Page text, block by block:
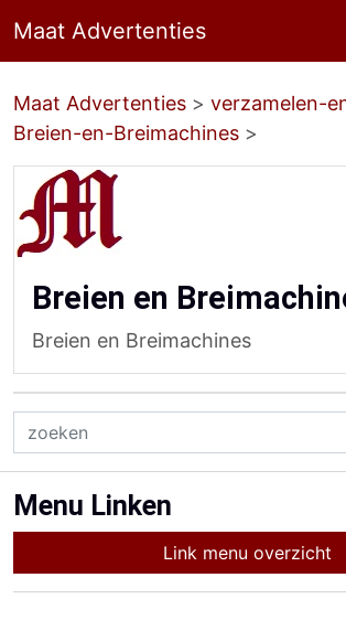
Maat Advertenties
Maat Advertenties > verzamelen-
Breien-en-Breimachines >
Breien en
Breien en Breimachines
Menu Linken
Link menu overzicht